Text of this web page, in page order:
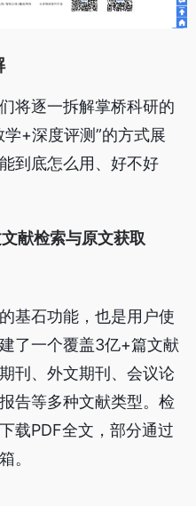
将逐一拆解掌桥科研的
+深度评测”的方式展
到底怎么用、好不好
献检索与原文获取
基石功能，也是用户使
了一个覆盖3亿+篇文献
刊、外文期刊、会议论
告等多种文献类型。检
载PDF全文，部分通过
。